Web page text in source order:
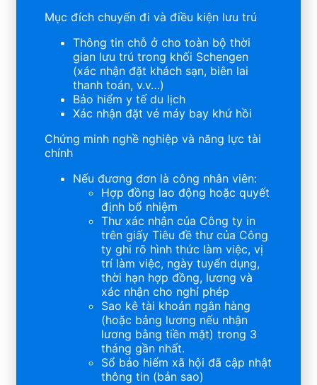
Mục đích chuyến đi và điều kiện lưu trú
Thông tin chỗ ở cho toàn bộ thời
gian lưu trú trong khối Schengen
(xác nhận đặt khách sạn, biên lai
thanh toán, v.v…)
Bảo hiểm y tế du lịch
Xác nhận đặt vé máy bay khứ hồi
Chứng minh nghề nghiệp và năng lực tài
chính
Nếu đương đơn là công nhân viên:
Hợp đồng lao động hoặc quyết
định bổ nhiệm
Thư xác nhận của Công ty in
trên giấy Tiêu đề thư của Công
ty ghi rõ hình thức làm việc, vị
trí làm việc, ngày tuyển dụng,
thời hạn hợp đồng, lương và
xác nhận cho nghỉ phép
Sao kê tài khoản ngân hàng
(hoặc bảng lương nếu nhận
lương bằng tiền mặt) trong 3
tháng gần nhất.
Sổ bảo hiểm xã hội đã cập nhật
thông tin (bản sao)